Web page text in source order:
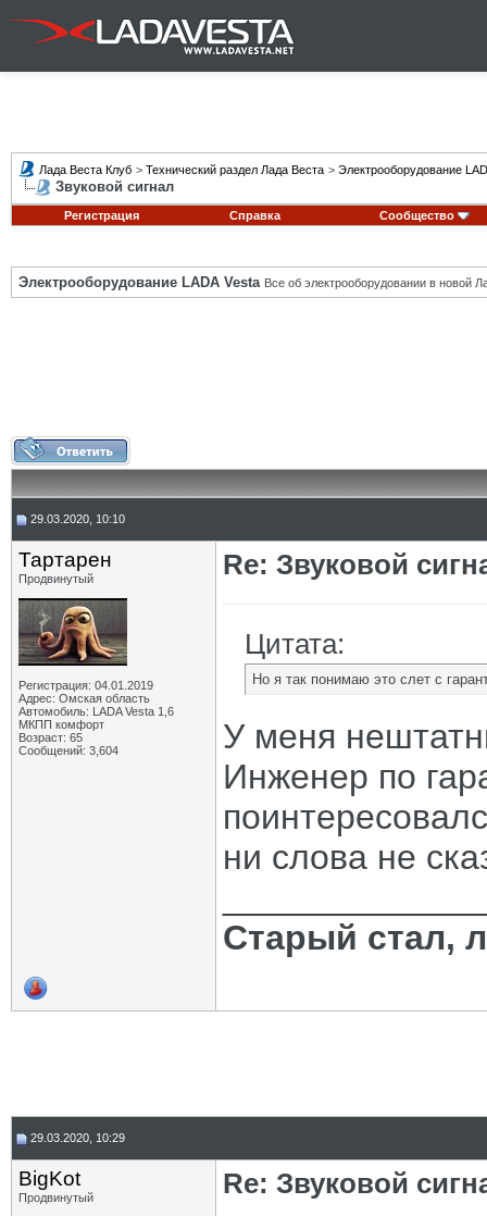
Лада Веста Клуб > Технический раздел Лада Веста > Электрооборудование
Звуковой сигнал
Регистрация Справка Сообщество
Электрооборудование LADA Vesta Все об электрооборудовании в новой
29.03.2020, 10:10
Тартарен
Продвинутый
Регистрация: 04.01.2019
Адрес: Омская область
Автомобиль: LADA Vesta 1,6
МКПП комфорт
Возраст: 65
Сообщений: 3,604
Re: Звуковой
Цитата:
Но я так понимаю это слет с
У меня
Инженер по
ни слова не
Старый стал,
29.03.2020, 10:29
BigKot
Продвинутый
Re: Звуковой